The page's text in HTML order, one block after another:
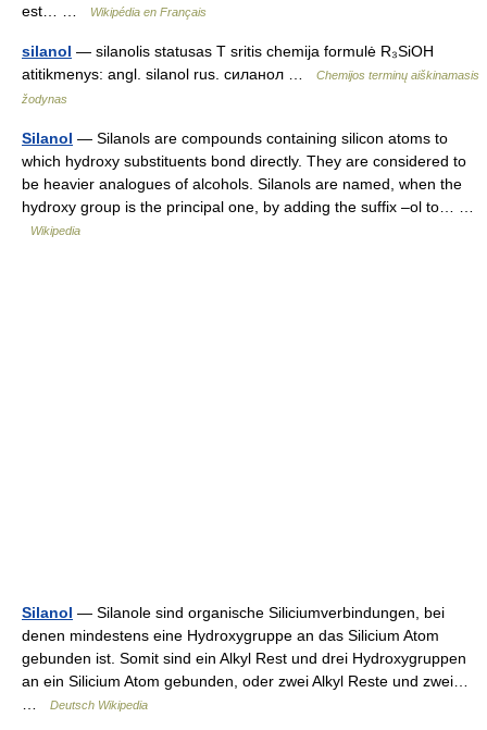
est… …
Wikipédia en Français
silanol — silanolis statusas T sritis chemija formulė R₃SiOH
atitikmenys: angl. silanol rus. силанол …
Chemijos terminų aiškinamasis
žodynas
Silanol — Silanols are compounds containing silicon atoms to
which hydroxy substituents bond directly. They are considered to
be heavier analogues of alcohols. Silanols are named, when the
hydroxy group is the principal one, by adding the suffix –ol to… …
Wikipedia
Silanol — Silanole sind organische Siliciumverbindungen, bei
denen mindestens eine Hydroxygruppe an das Silicium Atom
gebunden ist. Somit sind ein Alkyl Rest und drei Hydroxygruppen
an ein Silicium Atom gebunden, oder zwei Alkyl Reste und zwei…
Deutsch Wikipedia